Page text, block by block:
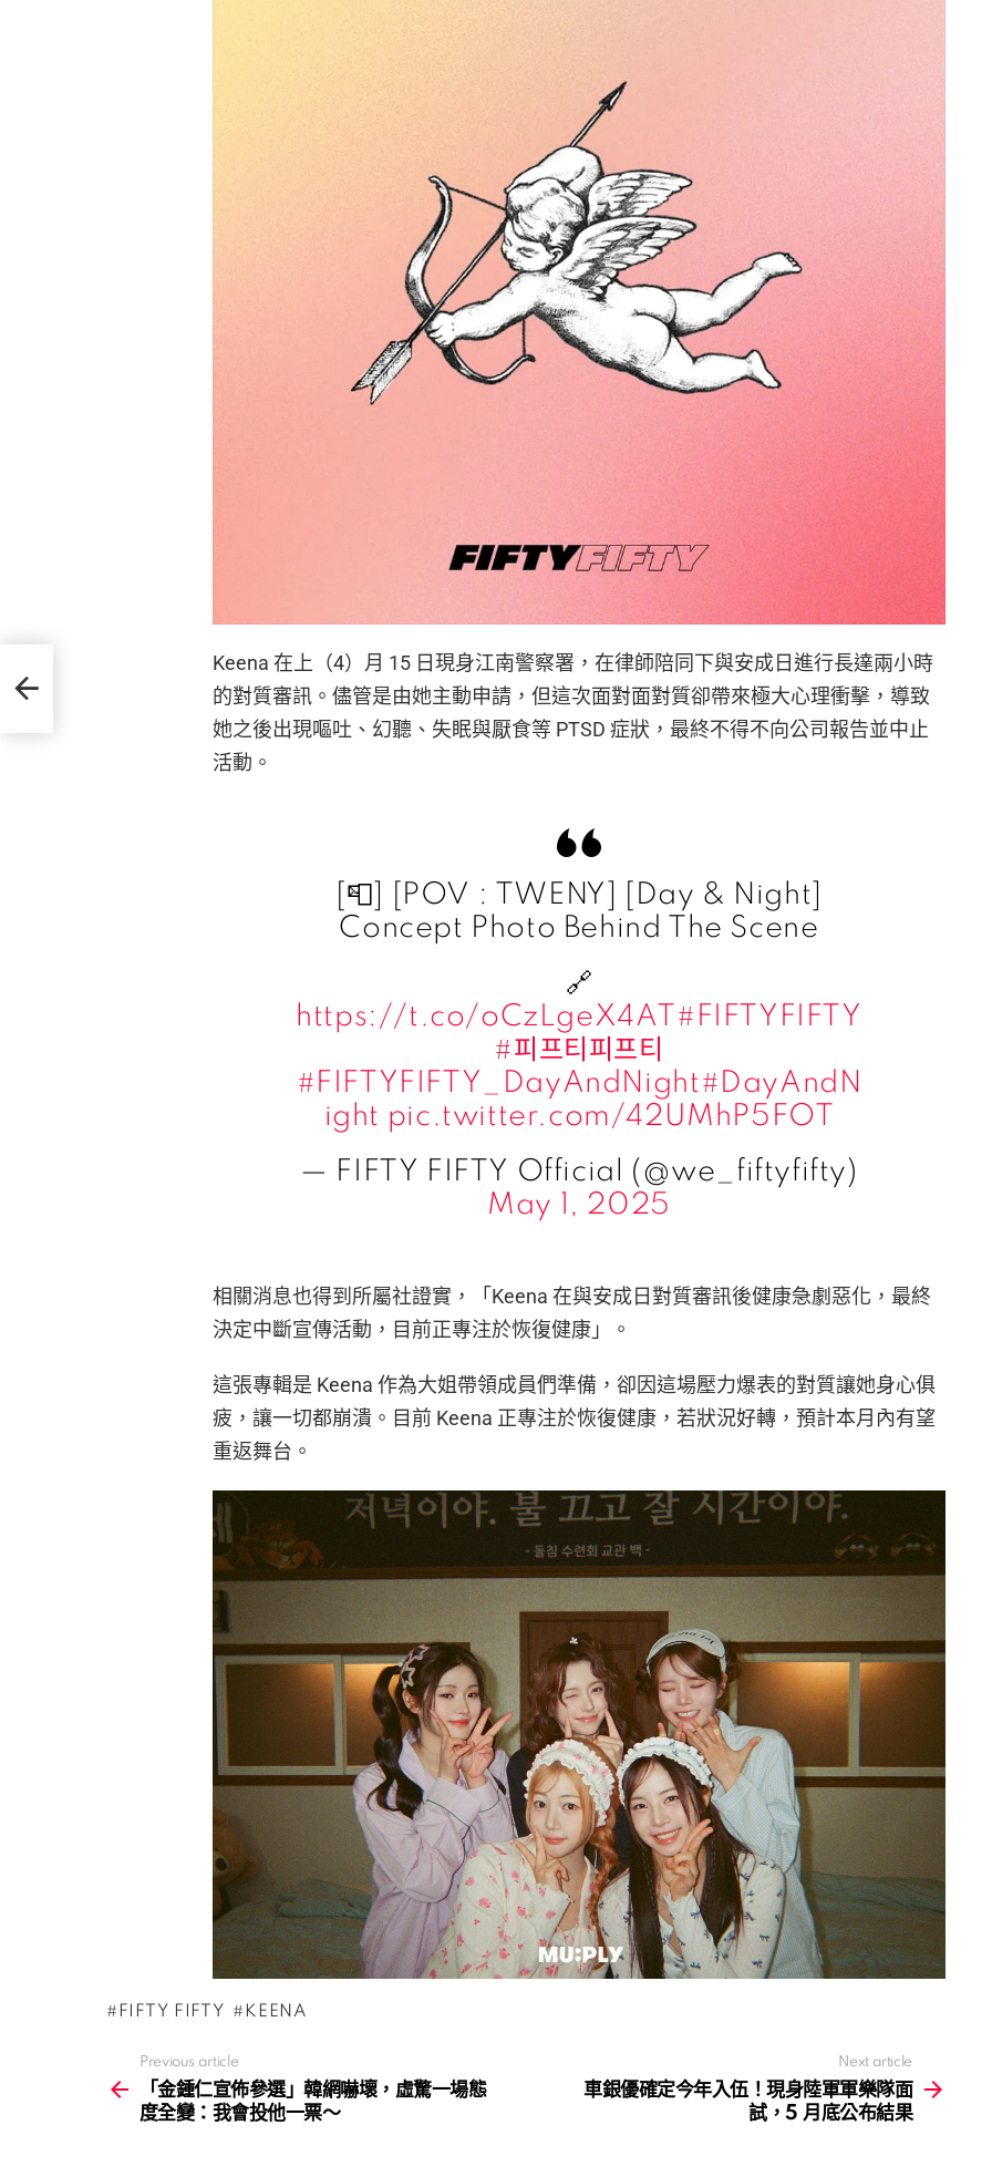
Keena 在上（4）月 15 日現身江南警察署，在律師陪同下與安成日進行長達兩小時
的對質審訊。儘管是由她主動申請，但這次面對面對質卻帶來極大心理衝擊，導致
她之後出現嘔吐、幻聽、失眠與厭食等 PTSD 症狀，最終不得不向公司報告並中止
活動。
[📮] [POV : TWENY] [Day & Night]
Concept Photo Behind The Scene
🔗
https://t.co/oCzLgeX4AT #FIFTYFIFTY
#피프티피프티
#FIFTYFIFTY_DayAndNight#DayAndN
ight pic.twitter.com/42UMhP5FOT
— FIFTY FIFTY Official (@we_fiftyfifty)
May 1, 2025
相關消息也得到所屬社證實，「Keena 在與安成日對質審訊後健康急劇惡化，最終
決定中斷宣傳活動，目前正專注於恢復健康」。
這張專輯是 Keena 作為大姐帶領成員們準備，卻因這場壓力爆表的對質讓她身心俱
疲，讓一切都崩潰。目前 Keena 正專注於恢復健康，若狀況好轉，預計本月內有望
重返舞台。
FIFTY FIFTY KEENA
more
Previous article
「金鍾仁宣佈參選」韓網嚇壞，虛驚一場態
度全變：我會投他一票～
Next article
車銀優確定今年入伍！現身陸軍軍樂隊面
試，5 月底公布結果